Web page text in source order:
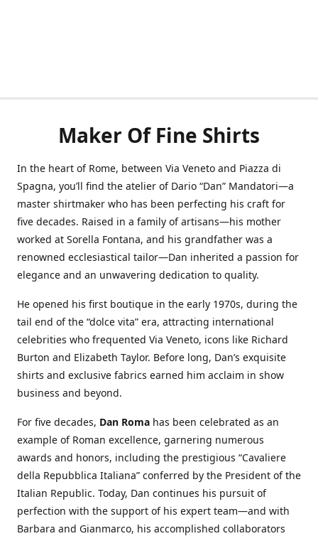
Maker Of Fine Shirts
In the heart of Rome, between Via Veneto and Piazza di
Spagna, you’ll find the atelier of Dario “Dan” Mandatori—a
master shirtmaker who has been perfecting his craft for
five decades. Raised in a family of artisans—his mother
worked at Sorella Fontana, and his grandfather was a
renowned ecclesiastical tailor—Dan inherited a passion for
elegance and an unwavering dedication to quality.
He opened his first boutique in the early 1970s, during the
tail end of the “dolce vita” era, attracting international
celebrities who frequented Via Veneto, icons like Richard
Burton and Elizabeth Taylor. Before long, Dan’s exquisite
shirts and exclusive fabrics earned him acclaim in show
business and beyond.
For five decades, Dan Roma has been celebrated as an
example of Roman excellence, garnering numerous
awards and honors, including the prestigious “Cavaliere
della Repubblica Italiana” conferred by the President of the
Italian Republic. Today, Dan continues his pursuit of
perfection with the support of his expert team—and with
Barbara and Gianmarco, his accomplished collaborators